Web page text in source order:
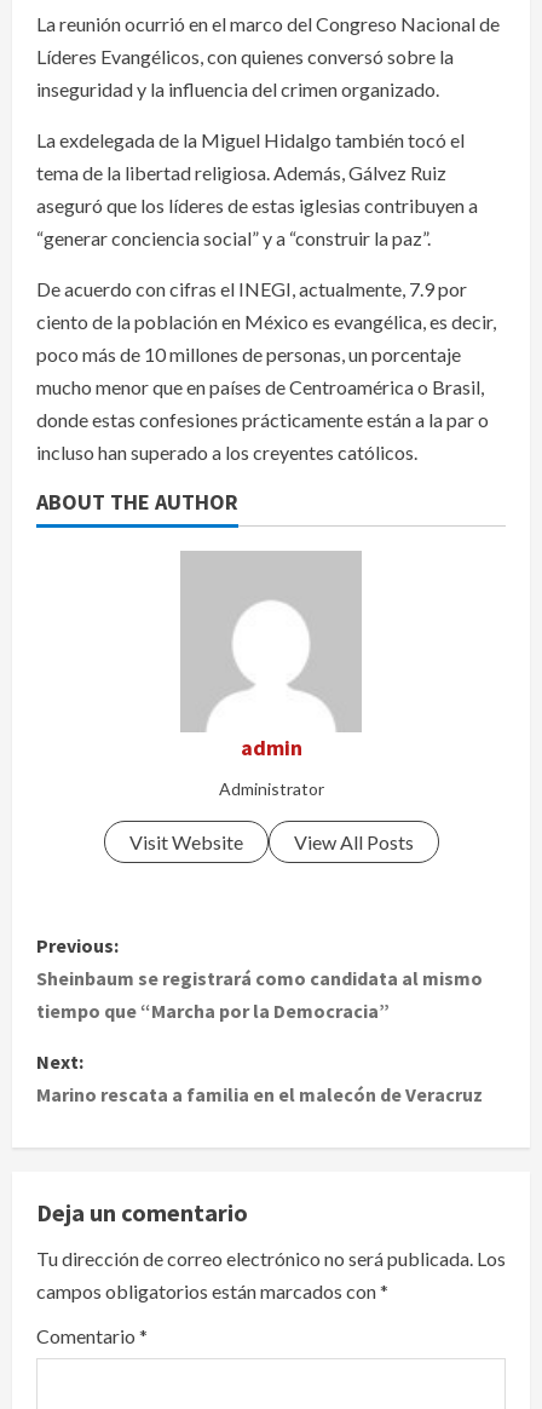
La reunión ocurrió en el marco del Congreso Nacional de
Líderes Evangélicos, con quienes conversó sobre la
inseguridad y la influencia del crimen organizado.
La exdelegada de la Miguel Hidalgo también tocó el
tema de la libertad religiosa. Además, Gálvez Ruiz
aseguró que los líderes de estas iglesias contribuyen a
“generar conciencia social” y a “construir la paz”.
De acuerdo con cifras el INEGI, actualmente, 7.9 por
ciento de la población en México es evangélica, es decir,
poco más de 10 millones de personas, un porcentaje
mucho menor que en países de Centroamérica o Brasil,
donde estas confesiones prácticamente están a la par o
incluso han superado a los creyentes católicos.
ABOUT THE AUTHOR
admin
Administrator
Visit Website View All Posts
P
o
t
n
v
i
g
Previous:
Sheinbaum se registrará como candidata al mismo
tiempo que “Marcha por la Democracia”
Next:
Marino rescata a familia en el malecón de Veracruz
Deja un comentario
Tu dirección de correo electrónico no será publicada. Los
campos obligatorios están marcados con*
Comentario *